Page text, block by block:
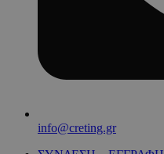
info@creting.gr